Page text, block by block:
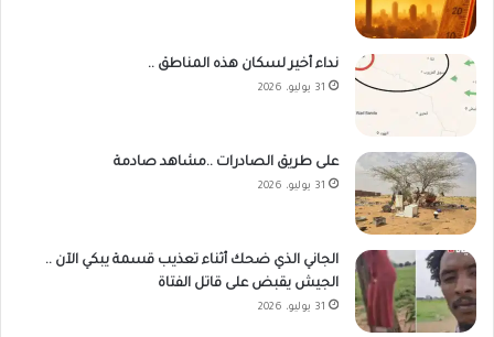
نداء أخير لسكان هذه المناطق ..
31 يوليو، 2026
على طريق الصادرات ..مشاهد صادمة
31 يوليو، 2026
الجاني الذي ضحك أثناء تعذيب قسمة يبكي الآن ..
الجيش يقبض على قاتل الفتاة
31 يوليو، 2026